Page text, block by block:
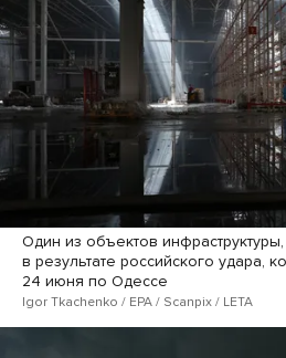
Один из объектов
в результате российского удара,
24 июня по Одессе
Igor Tkachenko / EPA / Scanpix / LETA